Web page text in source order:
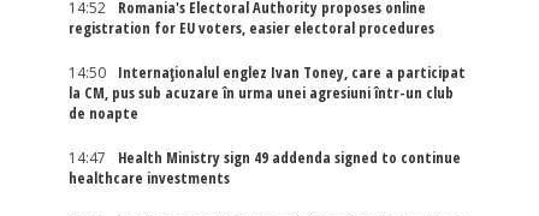
14:52
Romania's Electoral Authority proposes online
registration for EU voters, easier electoral procedures
14:50
Internaţionalul englez Ivan Toney, care a participat
la CM, pus sub acuzare în urma unei agresiuni într-un club
de noapte
14:47
Health Ministry sign 49 addenda signed to continue
healthcare investments